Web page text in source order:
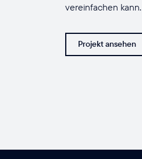
vereinfachen kann.
Projekt ansehen